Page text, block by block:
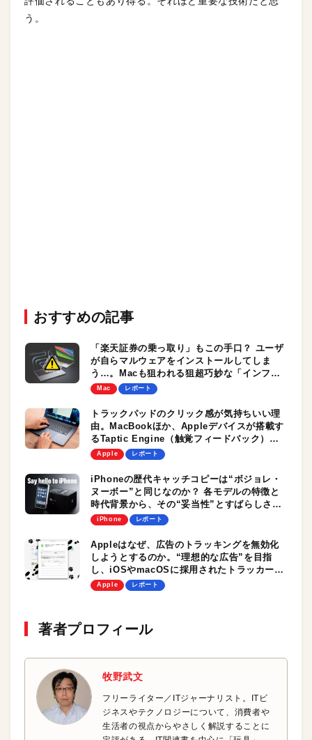
う。
おすすめの記事
「楽天証券の乗っ取り」もこの手口？ ユーザ
が自らマルウェアをインストールしてしま
う…。Macも狙われる狙超巧妙な「インフォ
スティラー」に要注意。最新手口の対策は？
Mac レポート
トラックパッドのクリック感が気持ちいい理
由。MacBookほか、Appleデバイスが搭載す
るTaptic Engine（触覚フィードバック）の
妙技。一方、バッテリへのデメリットも
Apple レポート
iPhoneの歴代キャッチコピーは“ボジョレ・
ヌーボー”と同じなのか？ 各モデルの特徴と
時代背景から、その“妥当性”とすばらしさを
振り返る
iPhone レポート
Appleはなぜ、広告のトラッキングを無効化
しようとするのか。“理想的な広告”を目指
し、iOSやmacOSに採用されたトラッカーや
トラッキングピクセルを阻止する機能
Apple レポート
著者プロフィール
牧野武文
フリーライター／ITジャーナリスト。ITビ
ジネスやテクノロジーについて、消費者や
生活者の視点からやさしく解説することに